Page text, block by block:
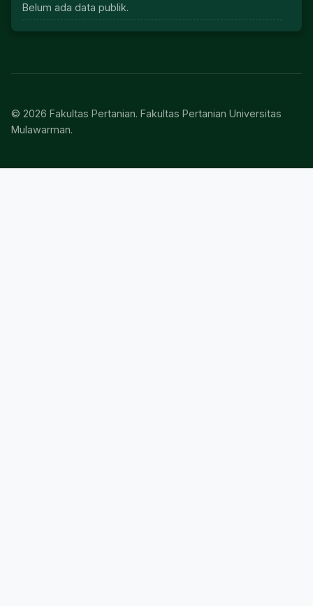
Belum ada data publik.
© 2026 Fakultas Pertanian. Fakultas Pertanian Universitas
Mulawarman.